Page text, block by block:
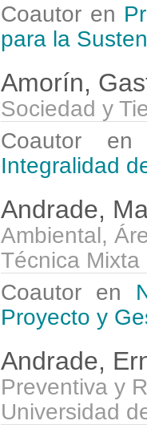
Coautor en
para la
Amorín,
Sociedad y
Coautor
Integralidad
Andrade,
Ambiental,
Técnica
Coautor en
Proyecto y
Andrade,
Preventiva y
Universidad